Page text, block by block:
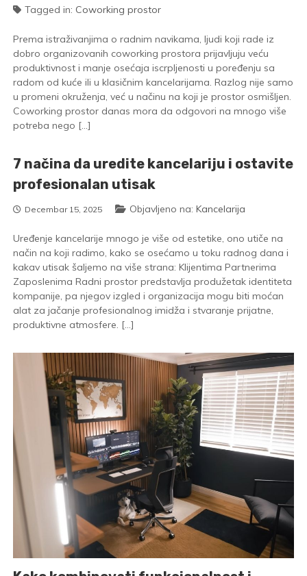
Tagged in: Coworking prostor
Prema istraživanjima o radnim navikama, ljudi koji rade iz
dobro organizovanih coworking prostora prijavljuju veću
produktivnost i manje osećaja iscrpljenosti u poređenju sa
radom od kuće ili u klasičnim kancelarijama. Razlog nije samo
u promeni okruženja, već u načinu na koji je prostor osmišljen.
Coworking prostor danas mora da odgovori na mnogo više
potreba nego […]
7 načina da uredite kancelariju i ostavite
profesionalan utisak
Decembar 15, 2025 Objavljeno na: Kancelarija
Uređenje kancelarije mnogo je više od estetike, ono utiče na
način na koji radimo, kako se osećamo u toku radnog dana i
kakav utisak šaljemo na više strana: Klijentima Partnerima
Zaposlenima Radni prostor predstavlja produžetak identiteta
kompanije, pa njegov izgled i organizacija mogu biti moćan
alat za jačanje profesionalnog imidža i stvaranje prijatne,
produktivne atmosfere. […]